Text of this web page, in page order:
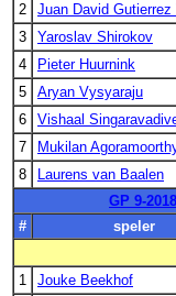
2
Juan David Gutierrez
3
Yaroslav Shirokov
4
Pieter Huurnink
5
Aryan Vysyaraju
6
Vishaal
7
Mukilan
8
Laurens van Baalen
GP 9-
#
speler
1
Jouke Beekhof